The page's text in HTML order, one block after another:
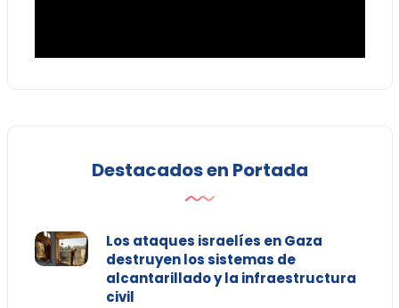
Destacados en Portada
Los ataques israelíes en Gaza
destruyen los sistemas de
alcantarillado y la infraestructura
civil